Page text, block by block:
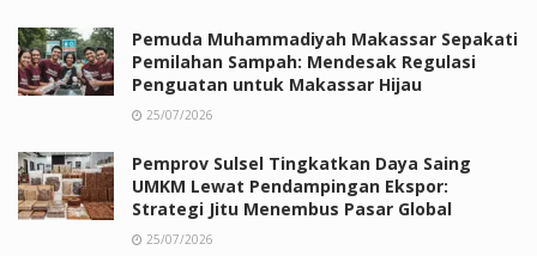
Pemuda Muhammadiyah Makassar Sepakati
Pemilahan Sampah: Mendesak Regulasi
Penguatan untuk Makassar Hijau
25/07/2026
Pemprov Sulsel Tingkatkan Daya Saing
UMKM Lewat Pendampingan Ekspor:
Strategi Jitu Menembus Pasar Global
25/07/2026